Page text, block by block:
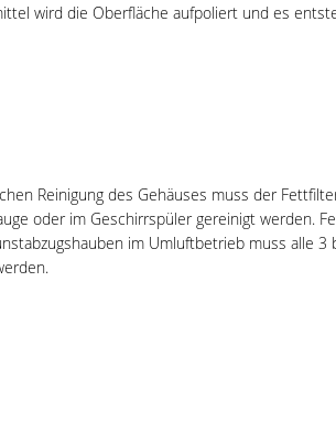
wird die Oberfläche aufpoliert und es
Reinigung des Gehäuses muss der
oder im Geschirrspüler gereinigt werden.
im Umluftbetrieb muss alle